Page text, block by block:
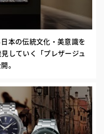
本の伝統文化・美意識を
していく「プレザージュ
。